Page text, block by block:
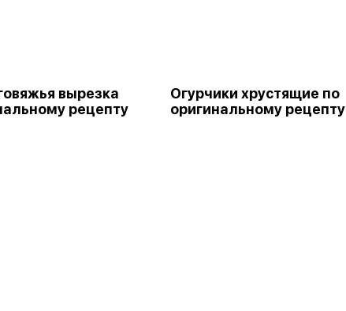
вырезка
рецепту
Огурчики хрустящие по
оригинальному рецепту